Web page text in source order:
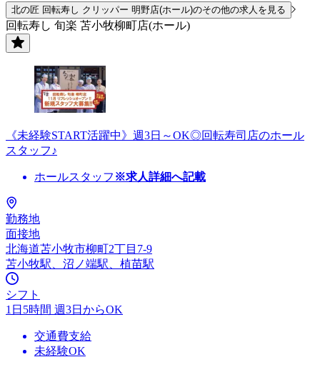
北の匠 回転寿し クリッパー 明野店(ホール)のその他の求人を見る
回転寿し 旬楽 苫小牧柳町店(ホール)
《未経験START活躍中》週3日～OK◎回転寿司店のホール
スタッフ♪
ホールスタッフ ※求人詳細へ記載
勤務地
面接地
北海道苫小牧市柳町2丁目7-9
苫小牧駅、沼ノ端駅、植苗駅
シフト
1日5時間 週3日からOK
交通費支給
未経験OK